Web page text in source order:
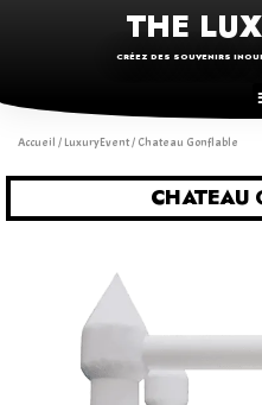
THE
CRÉEZ DES SOUVENIRS
Accueil / LuxuryEvent/ Chateau Gonflable
CHATEAU